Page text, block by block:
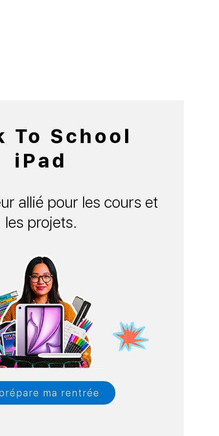
To School
iPad
allié pour les cours et
les projets.
ma rentrée